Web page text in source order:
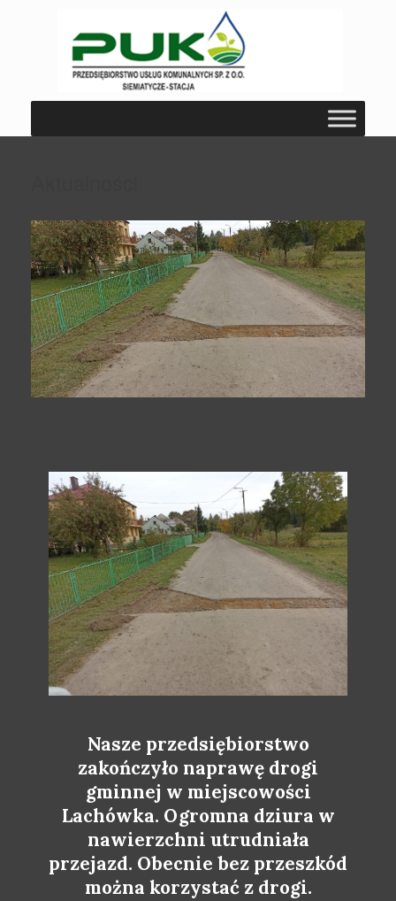
Nasze przedsiębiorstwo
zakończyło naprawę drogi
gminnej w miejscowości
Lachówka. Ogromna dziura w
nawierzchni utrudniała
przejazd. Obecnie bez przeszkód
można korzystać z drogi.